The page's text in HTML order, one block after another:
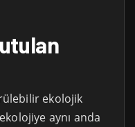
ekolojik
aynı anda